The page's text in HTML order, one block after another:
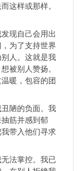
这样或那样。
现自己会用出
为了支持世界
人。这就是我
被别人赞扬。
暖，包容的团
陋的负面。我
筋并感到郁
带入他们寻求
法掌控。我已